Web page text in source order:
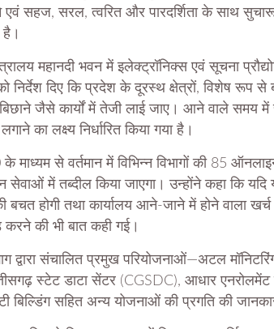
एवं सहज, सरल, त्वरित और पारदर्शिता के साथ
है।
महानदी भवन में इलेक्ट्रॉनिक्स एवं सूचना
निर्देश दिए कि प्रदेश के दूरस्थ क्षेत्रों, विशेष रूप
जैसे कार्यों में तेजी लाई जाए। आने वाले समय में
का लक्ष्य निर्धारित किया गया है।
माध्यम से वर्तमान में विभिन्न विभागों की 85
में तब्दील किया जाएगा। उन्होंने कहा कि यदि
बचत होगी तथा कार्यालय आने-जाने में होने वाला
की भी बात कही गई।
संचालित प्रमुख परियोजनाओं—अटल
स्टेट डाटा सेंटर (CGSDC), आधार एनरोलमेंट
बिल्डिंग सहित अन्य योजनाओं की प्रगति की